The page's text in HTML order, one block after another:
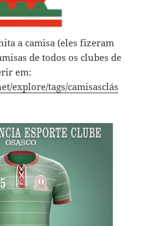
a camisa (eles fizeram
de todos os clubes de
em:
explore/tags/camisasclás